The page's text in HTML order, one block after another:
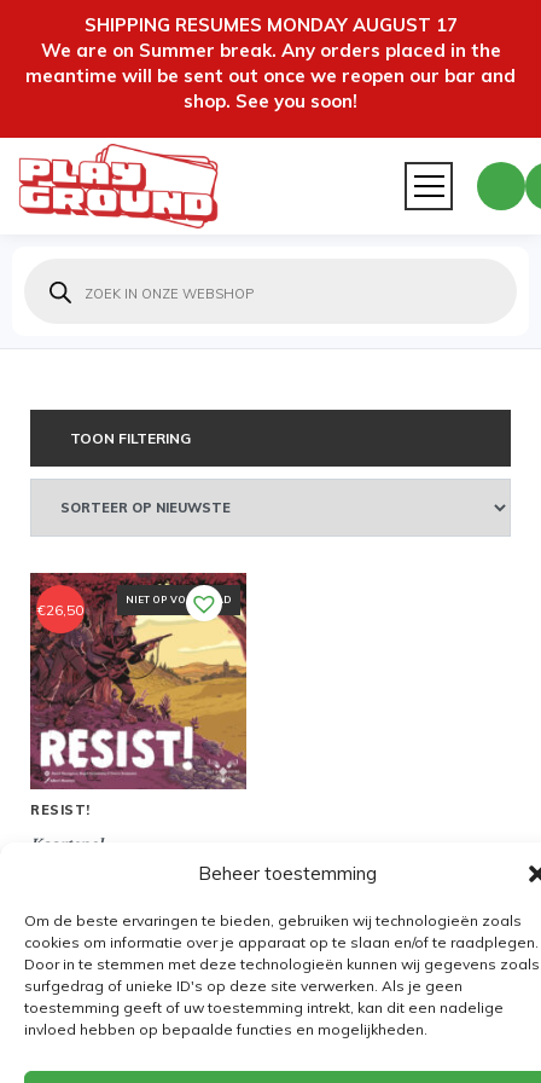
SHIPPING RESUMES MONDAY AUGUST 17
We are on Summer break. Any orders placed in the
meantime will be sent out once we reopen our bar and
shop. See you soon!
Beheer toestemming
Om de beste ervaringen te bieden, gebruiken wij technologieën zoals
cookies om informatie over je apparaat op te slaan en/of te raadplegen.
Door in te stemmen met deze technologieën kunnen wij gegevens zoals
surfgedrag of unieke ID's op deze site verwerken. Als je geen
toestemming geeft of uw toestemming intrekt, kan dit een nadelige
invloed hebben op bepaalde functies en mogelijkheden.
zoeken
TOON FILTERING
NIET OP VOORRAAD
RESIST!
Kaartspel
€26,50
Algemene voorwaarden
Verzending